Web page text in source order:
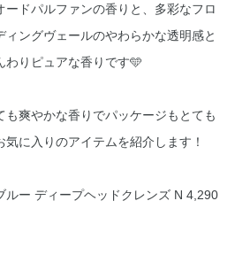
ードパルファンの香りと、多彩なフロ
ィングヴェールのやわらかな透明感と
わりピュアな香りです🩵
も爽やかな香りでパッケージもとても
に入りのアイテムを紹介します！
ー ディープヘッドクレンズ N 4,290